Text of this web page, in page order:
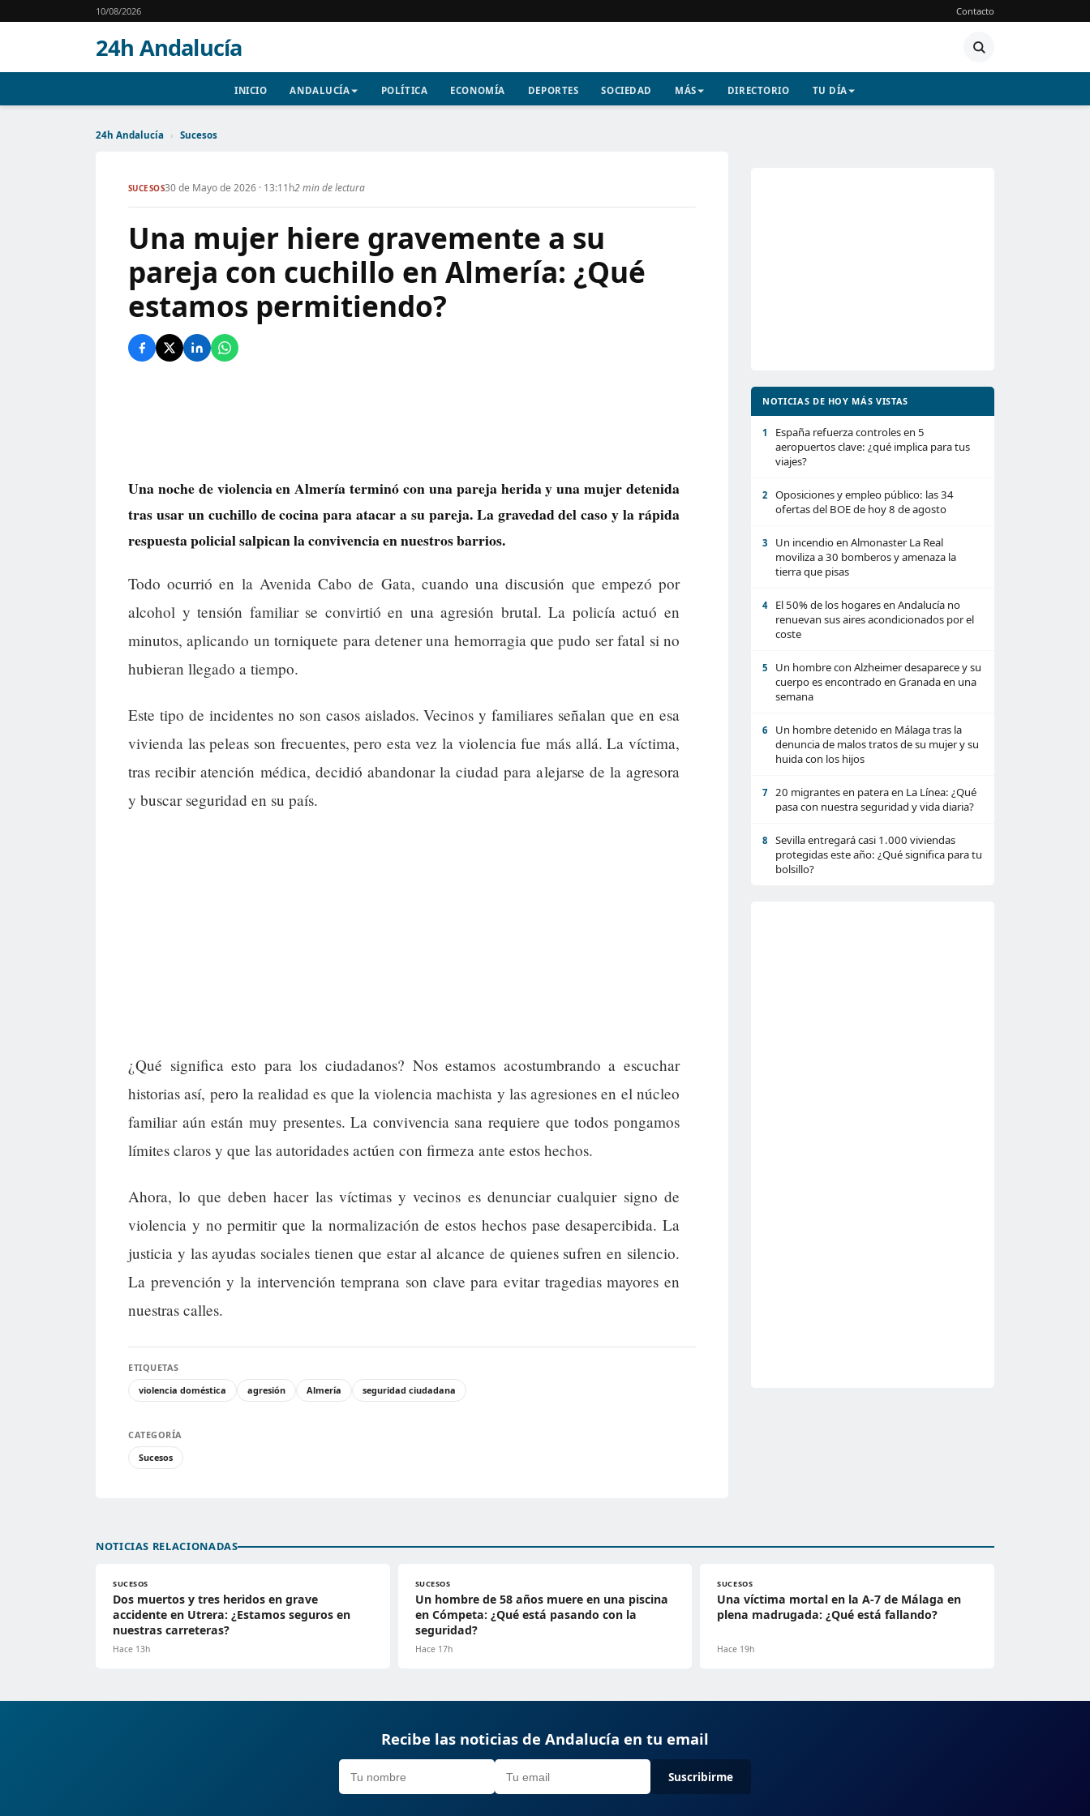
10/08/2026 Contacto
24h Andalucía
INICIO ANDALUCÍA POLÍTICA ECONOMÍA DEPORTES SOCIEDAD MÁS DIRECTORIO TU DÍA
24h Andalucía › Sucesos
SUCESOS30 de Mayo de 2026 · 13:11h2 min de lectura
Una mujer hiere gravemente a su
pareja con cuchillo en Almería: ¿Qué
estamos permitiendo?
Una noche de violencia en Almería terminó con una pareja herida y una mujer detenida
tras usar un cuchillo de cocina para atacar a su pareja. La gravedad del caso y la rápida
respuesta policial salpican la convivencia en nuestros barrios.
Todo ocurrió en la Avenida Cabo de Gata, cuando una discusión que empezó por
alcohol y tensión familiar se convirtió en una agresión brutal. La policía actuó en
minutos, aplicando un torniquete para detener una hemorragia que pudo ser fatal si no
hubieran llegado a tiempo.
Este tipo de incidentes no son casos aislados. Vecinos y familiares señalan que en esa
vivienda las peleas son frecuentes, pero esta vez la violencia fue más allá. La víctima,
tras recibir atención médica, decidió abandonar la ciudad para alejarse de la agresora
y buscar seguridad en su país.
¿Qué significa esto para los ciudadanos? Nos estamos acostumbrando a escuchar
historias así, pero la realidad es que la violencia machista y las agresiones en el núcleo
familiar aún están muy presentes. La convivencia sana requiere que todos pongamos
límites claros y que las autoridades actúen con firmeza ante estos hechos.
Ahora, lo que deben hacer las víctimas y vecinos es denunciar cualquier signo de
violencia y no permitir que la normalización de estos hechos pase desapercibida. La
justicia y las ayudas sociales tienen que estar al alcance de quienes sufren en silencio.
La prevención y la intervención temprana son clave para evitar tragedias mayores en
nuestras calles.
ETIQUETAS
violencia doméstica
agresión Almería seguridad ciudadana
CATEGORÍA
Sucesos
NOTICIAS DE HOY MÁS VISTAS
1
España refuerza controles en 5
aeropuertos clave: ¿qué implica para tus
viajes?
2
Oposiciones y empleo público: las 34
ofertas del BOE de hoy 8 de agosto
3
Un incendio en Almonaster La Real
moviliza a 30 bomberos y amenaza la
tierra que pisas
4
El 50% de los hogares en Andalucía no
renuevan sus aires acondicionados por el
coste
5
Un hombre con Alzheimer desaparece y su
cuerpo es encontrado en Granada en una
semana
6
Un hombre detenido en Málaga tras la
denuncia de malos tratos de su mujer y su
huida con los hijos
7
20 migrantes en patera en La Línea: ¿Qué
pasa con nuestra seguridad y vida diaria?
8
Sevilla entregará casi 1.000 viviendas
protegidas este año: ¿Qué significa para tu
bolsillo?
NOTICIAS RELACIONADAS
SUCESOS
Dos muertos y tres heridos en grave
accidente en Utrera: ¿Estamos seguros en
nuestras carreteras?
Hace 13h
SUCESOS
Un hombre de 58 años muere en una piscina
en Cómpeta: ¿Qué está pasando con la
seguridad?
Hace 17h
SUCESOS
Una víctima mortal en la A-7 de Málaga en
plena madrugada: ¿Qué está fallando?
Hace 19h
Recibe las noticias de Andalucía en tu email
Suscribirme